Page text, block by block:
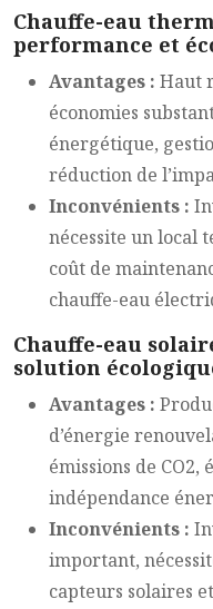
Chauffe-eau
performance et
Avantages : Haut
économies
énergétique,
réduction de
Inconvénients :
nécessite un local
coût de
chauffe-eau
Chauffe-eau
solution
Avantages :
d’énergie
émissions de CO2,
indépendance
Inconvénients :
important,
capteurs solaires